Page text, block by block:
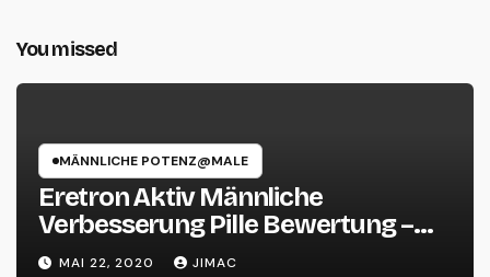
You missed
MÄNNLICHE POTENZ@MALE
Eretron Aktiv Männliche
Verbesserung Pille Bewertung –
Nebenwirkungen
MAI 22, 2020 JIMAC